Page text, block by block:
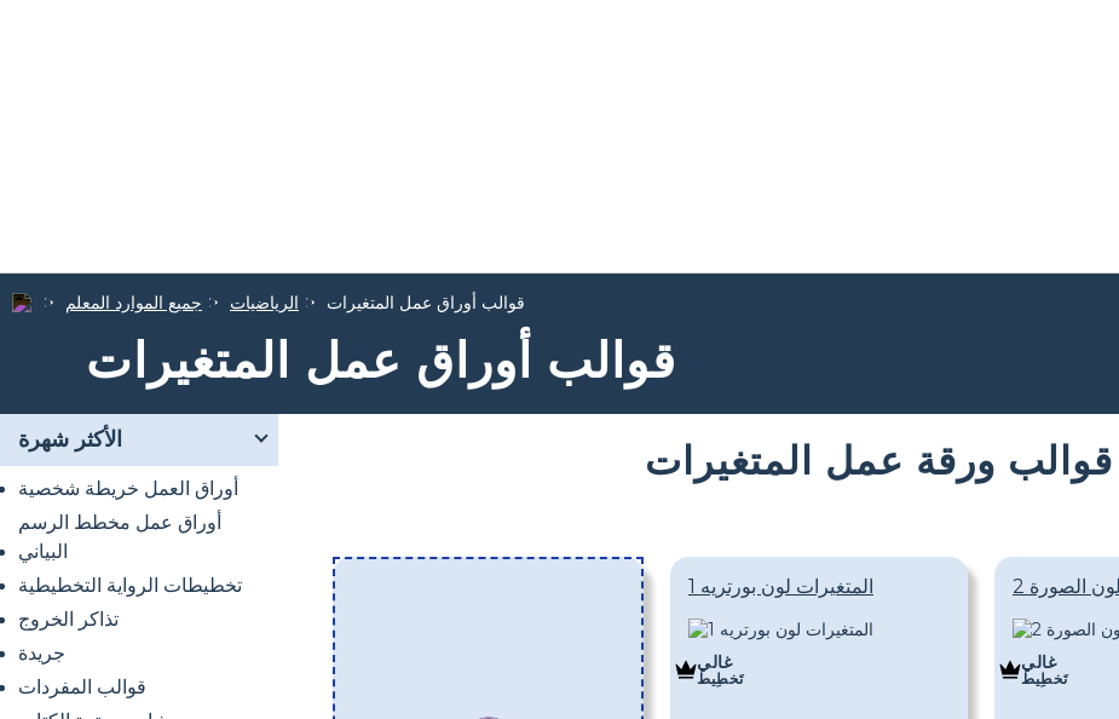
جميع الموارد المعلم الرياضيات قوالب أوراق عمل المتغيرات
قوالب أوراق عمل المتغيرات
الأكثر شهرة
أوراق العمل خريطة شخصية
أوراق عمل مخطط الرسم
البياني
تخطيطات الرواية التخطيطية
تذاكر الخروج
جريدة
قوالب المفردات
ورقة عمل المتغيرات
المتغيرات لون بورتريه 1
غالي
تَخطِيط
الصورة 2
غالي
تَخطِيط